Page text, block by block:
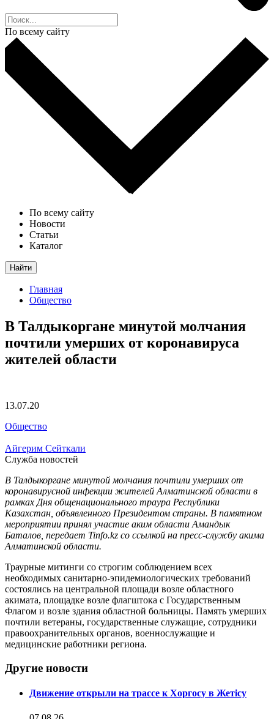
По всему сайту
По всему сайту
Новости
Статьи
Каталог
Найти
Главная
Общество
В Талдыкоргане минутой молчания
почтили умерших от коронавируса
жителей области
13.07.20
Общество
Айгерим Сейткали
Служба новостей
В Талдыкоргане минутой молчания почтили умерших от
коронавирусной инфекции жителей Алматинской области в
рамках Дня общенационального траура Республики
Казахстан, объявленного Президентом страны. В памятном
мероприятии принял участие аким области Амандык
Баталов, передает Tinfo.kz со ссылкой на пресс-службу акима
Алматинской области.
Траурные митинги со строгим соблюдением всех
необходимых санитарно-эпидемиологических требований
состоялись на центральной площади возле областного
акимата, площадке возле флагштока с Государственным
Флагом и возле здания областной больницы. Память умерших
почтили ветераны, государственные служащие, сотрудники
правоохранительных органов, военнослужащие и
медицинские работники региона.
Другие новости
Движение открыли на трассе к Хоргосу в Жетісу